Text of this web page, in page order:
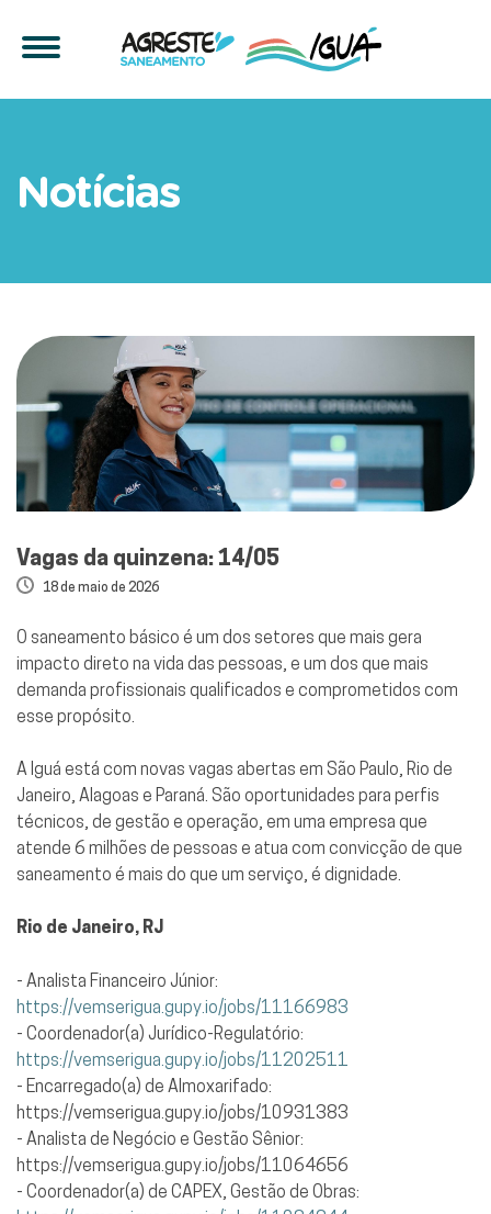
Notícias
Vagas da quinzena: 14/05
18 de maio de 2026
O saneamento básico é um dos setores que mais gera
impacto direto na vida das pessoas, e um dos que mais
demanda profissionais qualificados e comprometidos com
esse propósito.
A Iguá está com novas vagas abertas em São Paulo, Rio de
Janeiro, Alagoas e Paraná. São oportunidades para perfis
técnicos, de gestão e operação, em uma empresa que
atende 6 milhões de pessoas e atua com convicção de que
saneamento é mais do que um serviço, é dignidade.
Rio de Janeiro, RJ
- Analista Financeiro Júnior:
https://vemserigua.gupy.io/jobs/11166983
- Coordenador(a) Jurídico-Regulatório:
https://vemserigua.gupy.io/jobs/11202511
- Encarregado(a) de Almoxarifado:
https://vemserigua.gupy.io/jobs/10931383
- Analista de Negócio e Gestão Sênior:
https://vemserigua.gupy.io/jobs/11064656
- Coordenador(a) de CAPEX, Gestão de Obras: